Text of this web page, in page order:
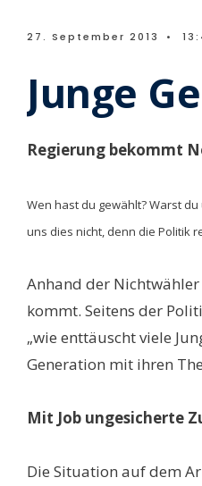
27. September 2013 •
Junge
Regierung bekommt
Wen hast du gewählt? Warst
uns dies nicht, denn die Politik
Anhand der Nichtwähler
kommt. Seitens der
„wie enttäuscht viele
Generation mit ihren
Mit Job ungesicherte
Die Situation auf dem